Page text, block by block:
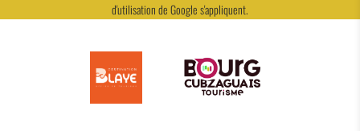
d'utilisationde Google s'appliquent.